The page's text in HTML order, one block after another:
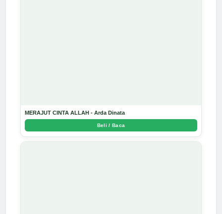
MERAJUT CINTA ALLAH - Arda Dinata
Beli / Baca